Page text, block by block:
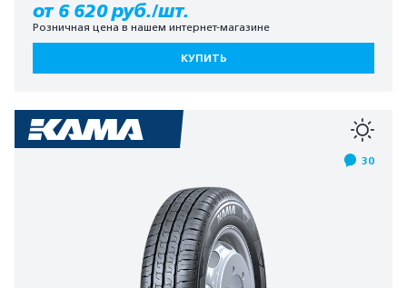
от 6 620 руб./шт.
Розничная цена в нашем интернет-магазине
КУПИТЬ
30